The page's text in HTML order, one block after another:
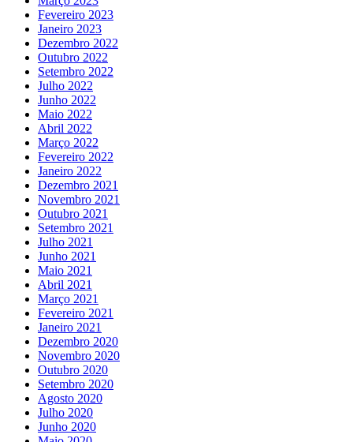
Fevereiro 2023
Janeiro 2023
Dezembro 2022
Outubro 2022
Setembro 2022
Julho 2022
Junho 2022
Maio 2022
Abril 2022
Março 2022
Fevereiro 2022
Janeiro 2022
Dezembro 2021
Novembro 2021
Outubro 2021
Setembro 2021
Julho 2021
Junho 2021
Maio 2021
Abril 2021
Março 2021
Fevereiro 2021
Janeiro 2021
Dezembro 2020
Novembro 2020
Outubro 2020
Setembro 2020
Agosto 2020
Julho 2020
Junho 2020